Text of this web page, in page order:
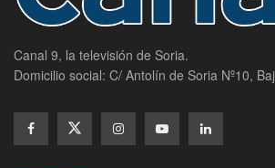
Canal 9, la televisión de Soria.
Domicilio social: C/ Antolín de Soria Nº10,